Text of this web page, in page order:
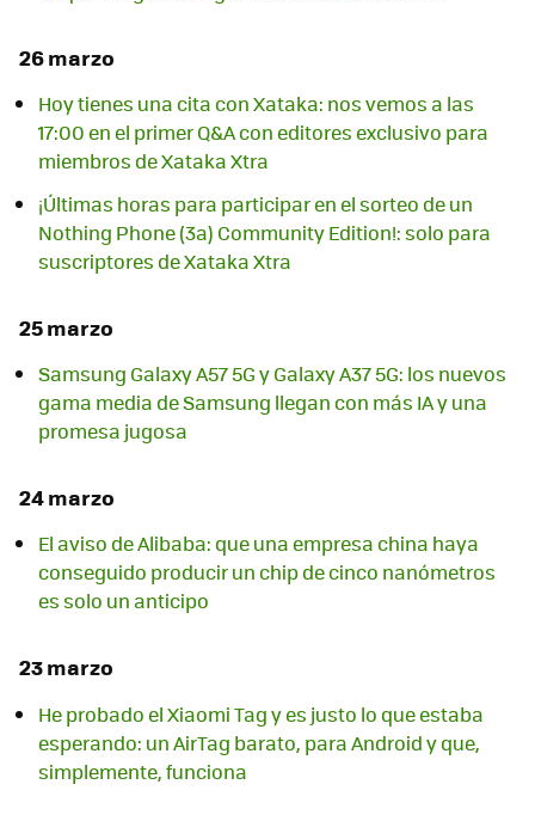
26 marzo
Hoy tienes una cita con Xataka: nos vemos a las
17:00 en el primer Q&A con editores exclusivo para
miembros de Xataka Xtra
¡Últimas horas para participar en el sorteo de un
Nothing Phone (3a) Community Edition!: solo para
suscriptores de Xataka Xtra
25 marzo
Samsung Galaxy A57 5G y Galaxy A37 5G: los nuevos
gama media de Samsung llegan con más IA y una
promesa jugosa
24 marzo
El aviso de Alibaba: que una empresa china haya
conseguido producir un chip de cinco nanómetros
es solo un anticipo
23 marzo
He probado el Xiaomi Tag y es justo lo que estaba
esperando: un AirTag barato, para Android y que,
simplemente, funciona